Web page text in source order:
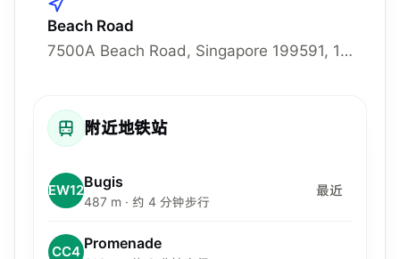
Beach Road
7500A Beach Road, Singapore 199591, 199591
附近地铁站
EW12Bugis
487 m · 约 4 分钟步行
最近
CC4 Promenade